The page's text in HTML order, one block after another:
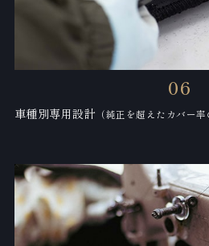
06
車種別専用設計 （純正を超えたカバー